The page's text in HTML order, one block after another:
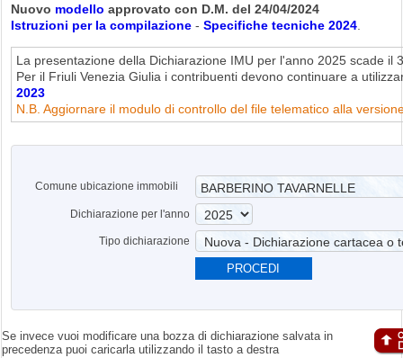
Nuovo modello approvato con D.M. del 24/04/2024
Istruzioni per la compilazione - Specifiche tecniche 2024.
La presentazione della Dichiarazione IMU per l'anno 2025 scade il
Per il Friuli Venezia Giulia i contribuenti devono continuare a
2023
N.B. Aggiornare il modulo di controllo del file telematico alla
Comune ubicazione immobili
Dichiarazione per l'anno
Tipo dichiarazione
PROCEDI
Se invece vuoi modificare una bozza di dichiarazione salvata in
precedenza puoi caricarla utilizzando il tasto a destra